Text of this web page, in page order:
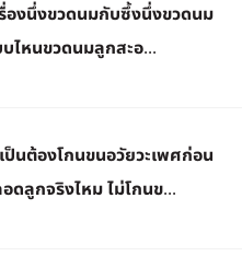
องนึ่งขวดนมกับซึ้งนึ่งขวดนม
ไหนขวดนมลูกสะอ...
ป็นต้องโกนขนอวัยวะเพศก่อน
ดลูกจริงไหม ไม่โกนข...